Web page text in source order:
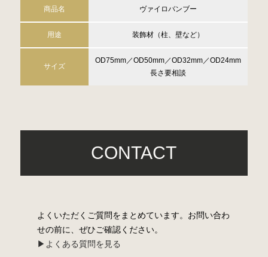
商品名 ヴァイロバンブー
用途 装飾材（柱、壁など）
サイズ
OD75mm／OD50mm／OD32mm／OD24mm
長さ要相談
CONTACT
よくいただくご質問をまとめています。お問い合わ
せの前に、ぜひご確認ください。
▶︎よくある質問を見る